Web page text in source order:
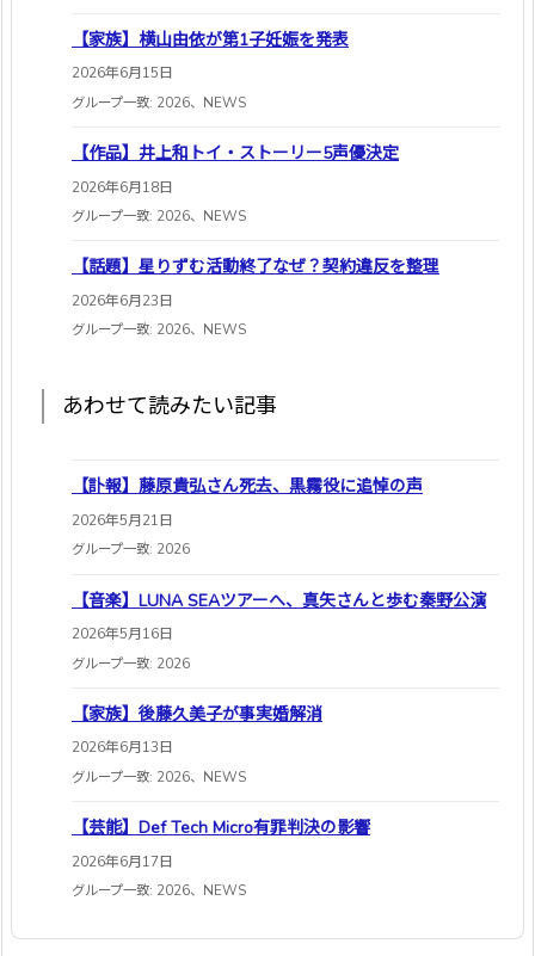
【家族】横山由依が第1子妊娠を発表
2026年6月15日
グループ一致: 2026、NEWS
【作品】井上和トイ・ストーリー5声優決定
2026年6月18日
グループ一致: 2026、NEWS
【話題】星りずむ活動終了なぜ？契約違反を整理
2026年6月23日
グループ一致: 2026、NEWS
あわせて読みたい記事
【訃報】藤原貴弘さん死去、黒霧役に追悼の声
2026年5月21日
グループ一致: 2026
【音楽】LUNA SEAツアーへ、真矢さんと歩む秦野公演
2026年5月16日
グループ一致: 2026
【家族】後藤久美子が事実婚解消
2026年6月13日
グループ一致: 2026、NEWS
【芸能】Def Tech Micro有罪判決の影響
2026年6月17日
グループ一致: 2026、NEWS